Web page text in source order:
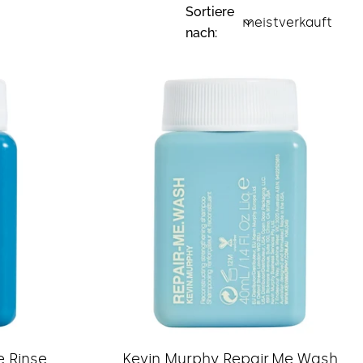
Sortiere
nach:
Typ:
Kevin Murphy Repair.Me.Wash